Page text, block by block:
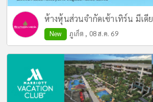
ห้างหุ้นส่วนจำกัดเซ้าเทิร์น มีเดีย
New ภูเก็ต , 08 ส.ค. 69